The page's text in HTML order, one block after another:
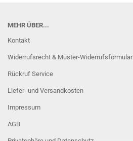
MEHR ÜBER...
Kontakt
Widerrufsrecht & Muster-Widerrufsformular
Rückruf Service
Liefer- und Versandkosten
Impressum
AGB